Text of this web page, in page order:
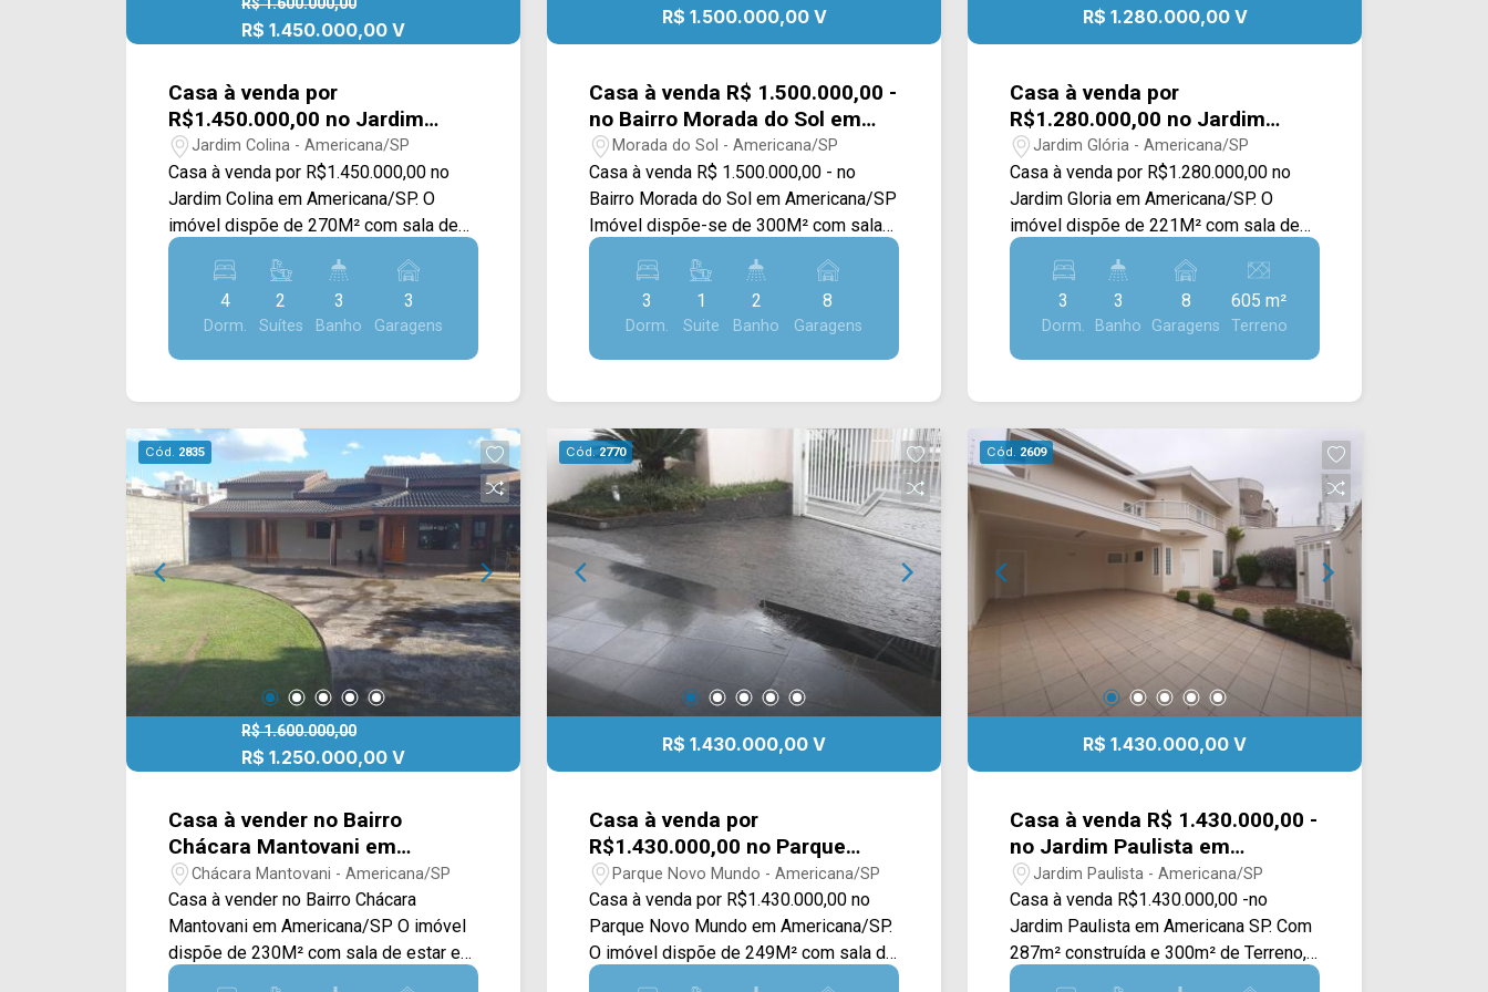
R$ 1.450.000,00 V
Casa à venda por
R$1.450.000,00 no Jardim
Colina em Americana/SP
Jardim Colina - Americana/SP
Casa à venda por R$1.450.000,00 no
Jardim Colina em Americana/SP. O
imóvel dispõe de 270M² com sala de
estar e de jantar, cozinha com armários
planejados, escritório, brinquedoteca,
área gourmet completa com vista para a
piscina e área de serviço. > 04
dormitórios, sendo 02 suítes; > 03
o imóvel contém uma área com
diversos comércios em volta, como
supermercados, farmácias, bancos,
restaurantes, postos de saúde, escolas
e entre outros. Entre em contato com a
nossa equipe de vendas e agende a
sua visita!! WhatsApp e Telefone Arbix:
(19) 3475-4546 ARBIX IMÓVEIS -
Presente em cada mudança!
4
Dorm.
2
Suítes
3
Banho
3
Garagens
R$ 1.500.000,00 V
Casa à venda R$ 1.500.000,00 -
no Bairro Morada do Sol em
Americana/SP
Morada do Sol - Americana/SP
Casa à venda R$ 1.500.000,00 - no
Bairro Morada do Sol em Americana/SP
Imóvel dispõe-se de 300M² com sala
de estar e de jantar, cozinha planejada,
quintal, área gourmet com
churrasqueira, piscina e área de serviço.
> 03 dormitórios, sendo 01 suíte; > 03
banheiros, sendo 01 social e 01 lavabo;
de regularizar os documentos). *Aceita
permuta. Localizado em Americana, o
imóvel contém uma área com diversos
comércios em volta, como
supermercados, farmácias, bancos,
restaurantes, postos de saúde, escolas
e entre outros. Entre em contato com a
nossa equipe de vendas e agende a
sua visita!! WhatsApp e Telefone Arbix:
(19) 3475-4546 ARBIX IMÓVEIS -
Presente em cada mudança!
3
Dorm.
1
Suite
2
Banho
8
Garagens
R$ 1.280.000,00 V
Casa à venda por
R$1.280.000,00 no Jardim
Gloria em Americana/SP
Jardim Glória - Americana/SP
Casa à venda por R$1.280.000,00 no
Jardim Gloria em Americana/SP. O
imóvel dispõe de 221M² com sala de
estar e de jantar, cozinha planejada,
quintal, área gourmet com churrasqueira
e piscina e área de serviço. > 03
dormitórios; > 03 banheiros; > 08 vagas
de garagem. Localizado em Americana,
supermercados, farmácias, bancos,
restaurantes, postos de saúde, escolas
e entre outros. Entre em contato com a
nossa equipe de vendas e agende a
sua visita!! WhatsApp e Telefone Arbix:
(19) 3475-4546 ARBIX IMÓVEIS -
Presente em cada mudança!
3
Dorm.
3
Banho
8
Garagens
605 m²
Terreno
Cód. 2835
R$ 1.600.000,00
R$ 1.250.000,00 V
Casa à vender no Bairro
Chácara Mantovani em
Americana/SP
Chácara Mantovani - Americana/SP
Casa à vender no Bairro Chácara
Mantovani em Americana/SP O imóvel
dispõe de 230M² com sala de estar e
de jantar, cozinha americana com
Cód.2770
R$ 1.430.000,00 V
Casa à venda por
R$1.430.000,00 no Parque
Novo Mundo em Americana/SP
Parque Novo Mundo - Americana/SP
Casa à venda por R$1.430.000,00 no
Parque Novo Mundo em Americana/SP.
O imóvel dispõe de 249M² com sala de
estar e de jantar, cozinha planejada,
Cód. 2609
R$ 1.430.000,00 V
Casa à venda R$ 1.430.000,00 -
no Jardim Paulista em
Americana /SP
Jardim Paulista - Americana/SP
Casa à venda R$1.430.000,00 -no
Jardim Paulista em Americana SP. Com
287m² construída e 300m² de Terreno,
ótima infraestrutura,. Piso superior com